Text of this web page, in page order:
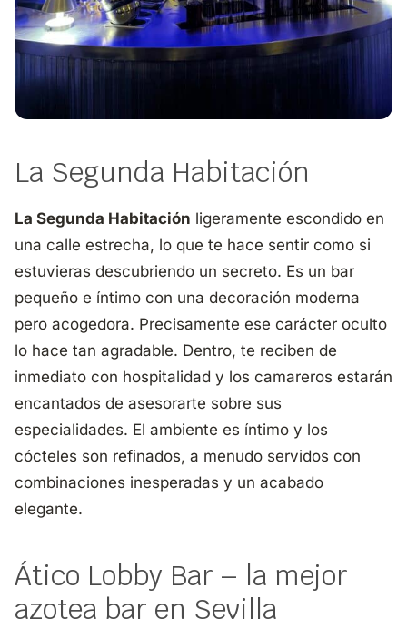
La Segunda Habitación
La Segunda Habitación ligeramente escondido en
una calle estrecha, lo que te hace sentir como si
estuvieras descubriendo un secreto. Es un bar
pequeño e íntimo con una decoración moderna
pero acogedora. Precisamente ese carácter oculto
lo hace tan agradable. Dentro, te reciben de
inmediato con hospitalidad y los camareros estarán
encantados de asesorarte sobre sus
especialidades. El ambiente es íntimo y los
cócteles son refinados, a menudo servidos con
combinaciones inesperadas y un acabado
elegante.
Ático Lobby Bar – la mejor
azotea bar en Sevilla